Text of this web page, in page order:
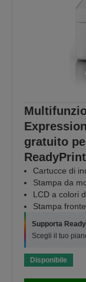
gratuito
Cartucce di
Stampa da
LCD a colori
Stampa
Supporta
Scegli il tuo
Disponibile